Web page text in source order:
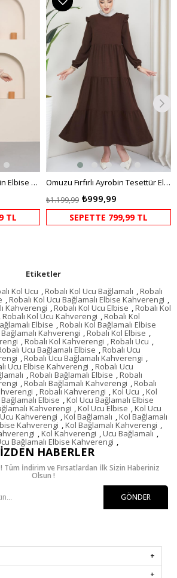
Büzgülü Düğmeli Aerobin Elbise Krem
%17İndirim
TL
Omuzu Fırfırlı Ayrobin Tesettür Elbise Kahverengi HM2062
₺999,99
₺1.199,99
SEPETTE 799,99 TL
Etiketler
Kol Ucu ,Robalı Kol Ucu Bağlamalı ,Robalı
,Robalı Kol Ucu Bağlamalı Elbise Kahverengi ,
Kahverengi ,Robalı Kol Ucu Elbise ,Robalı Kol
,Robalı Kol Ucu Kahverengi ,Robalı Kol
Elbise ,Robalı Kol Bağlamalı Elbise
Bağlamalı Kahverengi ,Robalı Kol Elbise ,
,Robalı Kol Kahverengi ,Robalı Ucu ,
Ucu Bağlamalı Elbise ,Robalı Ucu
,Robalı Ucu Bağlamalı Kahverengi ,
Ucu Elbise Kahverengi ,Robalı Ucu
,Robalı Bağlamalı Elbise ,Robalı
,Robalı Bağlamalı Kahverengi ,Robalı
,Robalı Kahverengi ,Kol Ucu ,Kol
Elbise ,Kol Ucu Bağlamalı Elbise
Kahverengi ,Kol Ucu Elbise ,Kol Ucu
Kahverengi ,Kol Bağlamalı ,Kol Bağlamalı
Kahverengi ,Kol Bağlamalı Kahverengi ,
,Kol Kahverengi ,Ucu Bağlamalı ,
Bağlamalı Elbise Kahverengi ,
HABERLER
Tüm İndirim ve Fırsatlardan İlk Sizin Haberiniz
Olsun !
GÖNDER